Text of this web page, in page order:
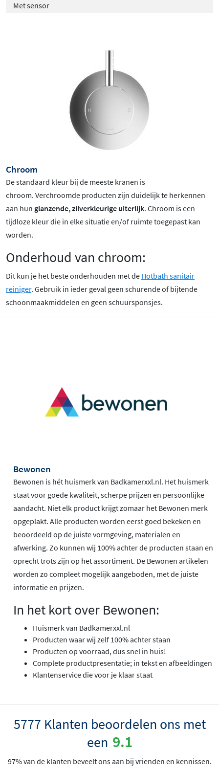
Met sensor
Chroom
De standaard kleur bij de meeste kranen is
chroom. Verchroomde producten zijn duidelijk te herkennen
aan hun glanzende, zilverkleurige uiterlijk. Chroom is een
tijdloze kleur die in elke situatie en/of ruimte toegepast kan
worden.
Onderhoud van chroom:
Dit kun je het beste onderhouden met de Hotbath sanitair
reiniger. Gebruik in ieder geval geen schurende of bijtende
schoonmaakmiddelen en geen schuursponsjes.
Bewonen
Bewonen is hét huismerk van Badkamerxxl.nl. Het huismerk
staat voor goede kwaliteit, scherpe prijzen en persoonlijke
aandacht. Niet elk product krijgt zomaar het Bewonen merk
opgeplakt. Alle producten worden eerst goed bekeken en
beoordeeld op de juiste vormgeving, materialen en
afwerking. Zo kunnen wij 100% achter de producten staan en
oprecht trots zijn op het assortiment. De Bewonen artikelen
worden zo compleet mogelijk aangeboden, met de juiste
informatie en prijzen.
In het kort over Bewonen:
Huismerk van Badkamerxxl.nl
Producten waar wij zelf 100% achter staan
Producten op voorraad, dus snel in huis!
Complete productpresentatie; in tekst en afbeeldingen
Klantenservice die voor je klaar staat
5777 Klanten beoordelen ons met
een 9.1
97% van de klanten beveelt ons aan bij vrienden en kennissen.